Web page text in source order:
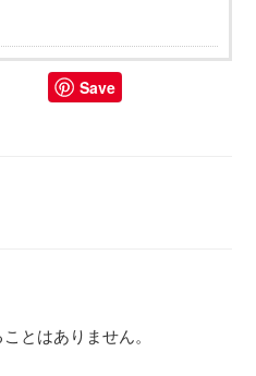
Save
とはありません。